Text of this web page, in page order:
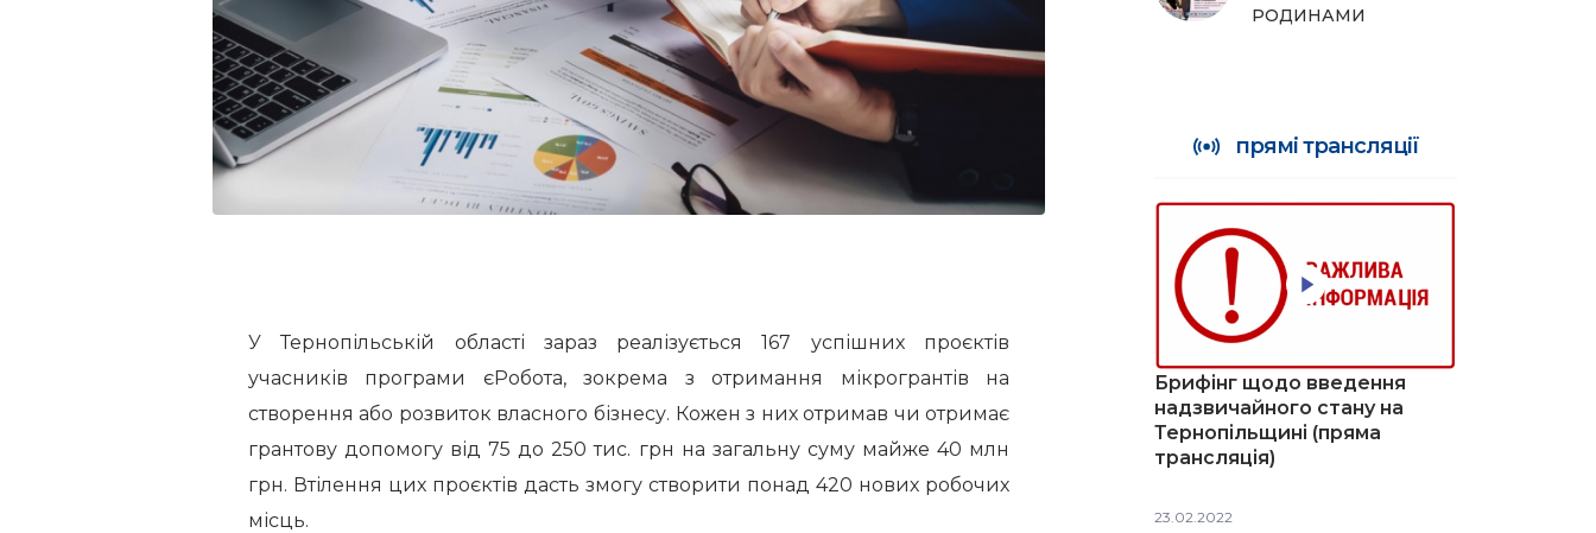
У Тернопільській області зараз реалізується 167 успішних проєктів
учасників програми єРобота, зокрема з отримання мікрогрантів на
створення або розвиток власного бізнесу. Кожен з них отримав чи отримає
грантову допомогу від 75 до 250 тис. грн на загальну суму майже 40 млн
грн. Втілення цих проєктів дасть змогу створити понад 420 нових робочих
місць.
РОДИНАМИ
прямі трансляції
Брифінг щодо введення
надзвичайного стану на
Тернопільщині (пряма
трансляція)
23.02.2022